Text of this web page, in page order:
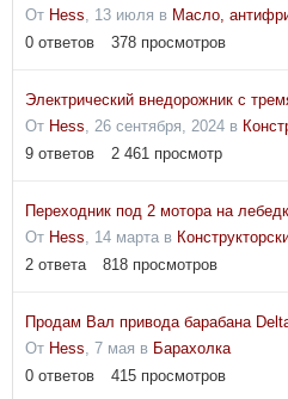
От Hess, 13 июля в Масло,
0 ответов 378 просмотров
Электрический внедорожник с
От Hess, 26 сентября, 2024 в
9 ответов 2 461 просмотр
Переходник под 2 мотора на
От Hess, 14 марта в
2 ответа 818 просмотров
Продам Вал привода барабана
От Hess, 7 мая в Барахолка
0 ответов 415 просмотров